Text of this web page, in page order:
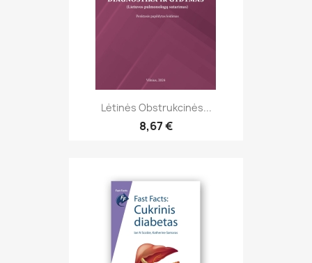
Lėtinės Obstrukcinės...
8,67 €